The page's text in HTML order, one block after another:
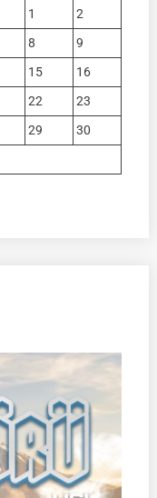
1
2
8
9
15
16
22
23
29
30